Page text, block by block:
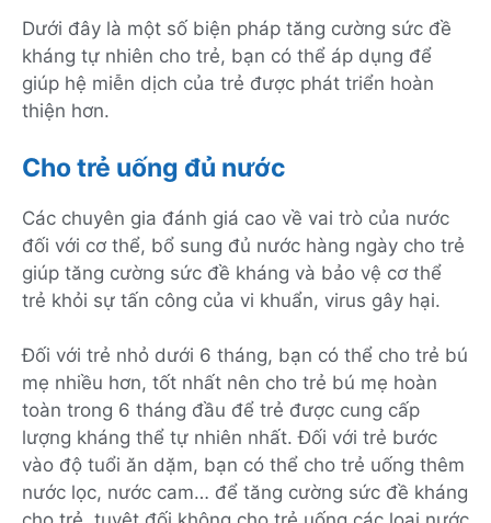
Dưới đây là một số biện pháp tăng cường sức đề
kháng tự nhiên cho trẻ, bạn có thể áp dụng để
giúp hệ miễn dịch của trẻ được phát triển hoàn
thiện hơn.
Cho trẻ uống đủ nước
Các chuyên gia đánh giá cao về vai trò của nước
đối với cơ thể, bổ sung đủ nước hàng ngày cho trẻ
giúp tăng cường sức đề kháng và bảo vệ cơ thể
trẻ khỏi sự tấn công của vi khuẩn, virus gây hại.
Đối với trẻ nhỏ dưới 6 tháng, bạn có thể cho trẻ bú
mẹ nhiều hơn, tốt nhất nên cho trẻ bú mẹ hoàn
toàn trong 6 tháng đầu để trẻ được cung cấp
lượng kháng thể tự nhiên nhất. Đối với trẻ bước
vào độ tuổi ăn dặm, bạn có thể cho trẻ uống thêm
nước lọc, nước cam… để tăng cường sức đề kháng